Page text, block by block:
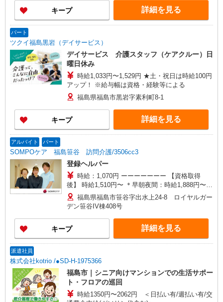
キープ 詳細を見る
パート
ツクイ福島黒岩（デイサービス）
デイサービス 介護スタッフ（ケアクルー）日
曜日休み
時給1,033円〜1,529円 ★土・祝日は時給100円
アップ！ ※給与幅は資格・経験等による
福島県福島市黒岩字素利町8-1
キープ 詳細を見る
アルバイト パート
SOMPOケア 福島笹谷 訪問介護/3506cc3
登録ヘルパー
時給：1,070円 ーーーーーーー 【資格取得
後】 時給1,510円〜 ＊早朝夜間：時給1,888円〜
＊日曜祝日：時給1,810円〜 ーーーーーーー
福島県福島市笹谷字出水上24-8 ロイヤルガー
デン笹谷IV棟408号
キープ 詳細を見る
派遣社員
株式会社kotrio /●SD-H-1975366
福島市｜シニア向けマンションでの生活サポー
ト・フロアの巡回
時給1350円〜2062円 ＜日払い有/週払い有/交